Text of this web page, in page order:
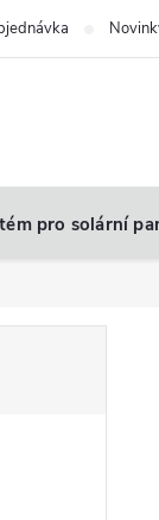
pro solární